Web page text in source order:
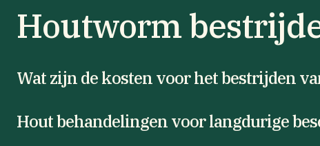
Houtworm
Wat zijn de kosten voor het bestrijden
Hout behandelingen voor langdurige